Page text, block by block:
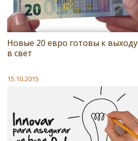
Новые 20 евро готовы к выходу
в свет
15.10.2015